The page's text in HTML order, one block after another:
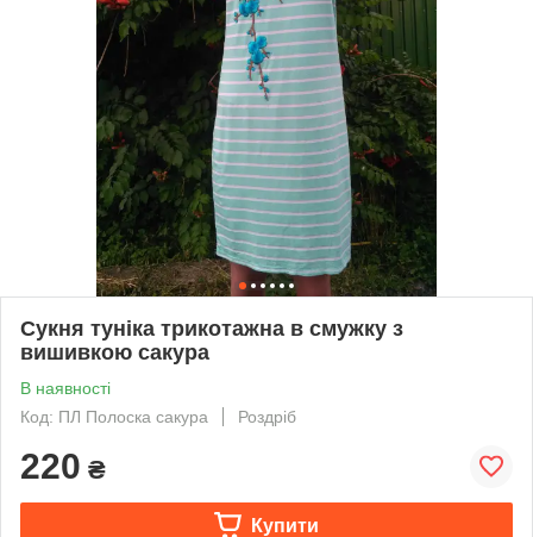
Сукня туніка трикотажна в смужку з
вишивкою сакура
В наявності
Код: ПЛ Полоска сакура
Роздріб
220 ₴
Купити